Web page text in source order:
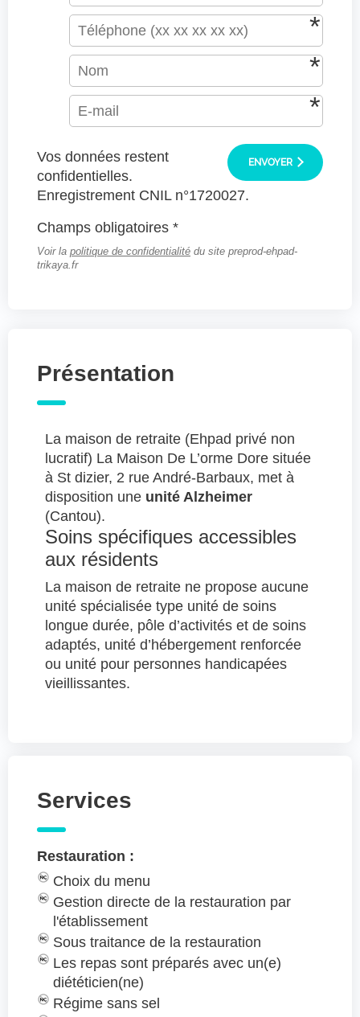
ENVOYER
Vos données restent
confidentielles.
Enregistrement CNIL n°1720027.
Champs obligatoires *
Voir la politique de confidentialité du site preprod-ehpad-
trikaya.fr
Présentation
La maison de retraite (Ehpad privé non
lucratif) La Maison De L’orme Dore située
à St dizier, 2 rue André-Barbaux, met à
disposition une unité Alzheimer
(Cantou).
Soins spécifiques accessibles
aux résidents
La maison de retraite ne propose aucune
unité spécialisée type unité de soins
longue durée, pôle d’activités et de soins
adaptés, unité d’hébergement renforcée
ou unité pour personnes handicapées
vieillissantes.
Services
Restauration :
Choix du menu
Gestion directe de la restauration par
l'établissement
Sous traitance de la restauration
Les repas sont préparés avec un(e)
diététicien(ne)
Régime sans sel